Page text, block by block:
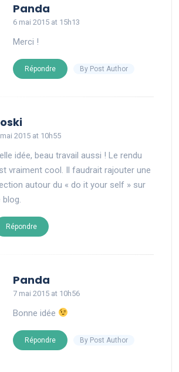
Panda
6 mai 2015 at 15h13
Merci !
Répondre By Post Author
says:
2015 at 10h55
idée, beau travail aussi ! Le rendu
vraiment cool. Il faudrait rajouter une
autour du « do it your self » sur
blog.
Répondre
Panda
7 mai 2015 at 10h56
Bonne idée
Répondre By Post Author